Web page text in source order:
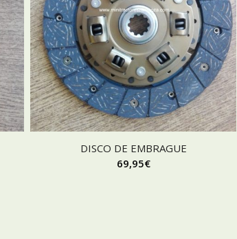
DISCO DE EMBRAGUE
69,95€